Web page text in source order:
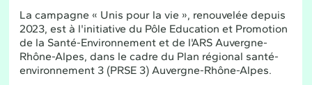
La campagne « Unis pour la vie », renouvelée depuis
2023, est à l'initiative du Pôle Education et Promotion
de la Santé-Environnement et de l'ARS Auvergne-
Rhône-Alpes, dans le cadre du Plan régional santé-
environnement 3 (PRSE 3) Auvergne-Rhône-Alpes.